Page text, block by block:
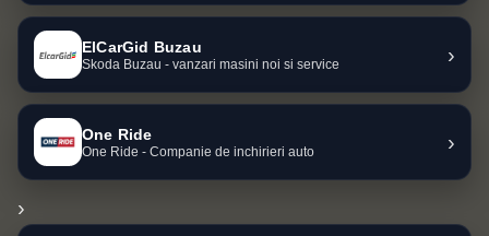
ElCarGid Buzau
Skoda Buzau - vanzari masini noi si service ›
One Ride
One Ride - Companie de inchirieri auto ›
›